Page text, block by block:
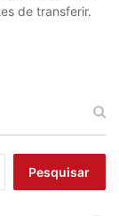
de transferir.